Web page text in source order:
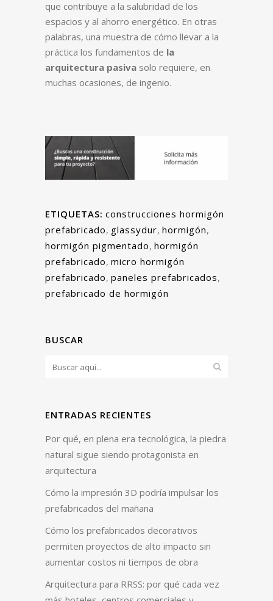
que contribuye a la salubridad de los
espacios y al ahorro energético. En otras
palabras, una muestra de cómo llevar a la
práctica los fundamentos de la
arquitectura pasiva solo requiere, en
muchas ocasiones, de ingenio.
ETIQUETAS: construcciones hormigón
prefabricado, glassydur, hormigón,
hormigón pigmentado, hormigón
prefabricado, micro hormigón
prefabricado, paneles prefabricados,
prefabricado de hormigón
BUSCAR
ENTRADAS RECIENTES
Por qué, en plena era tecnológica, la piedra
natural sigue siendo protagonista en
arquitectura
Cómo la impresión 3D podría impulsar los
prefabricados del mañana
Cómo los prefabricados decorativos
permiten proyectos de alto impacto sin
aumentar costos ni tiempos de obra
Arquitectura para RRSS: por qué cada vez